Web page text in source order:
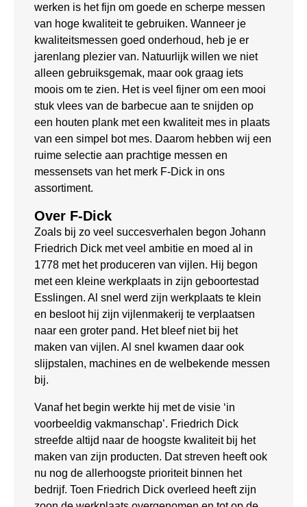
werken is het fijn om goede en scherpe messen
van hoge kwaliteit te gebruiken. Wanneer je
kwaliteitsmessen goed onderhoud, heb je er
jarenlang plezier van. Natuurlijk willen we niet
alleen gebruiksgemak, maar ook graag iets
moois om te zien. Het is veel fijner om een mooi
stuk vlees van de barbecue aan te snijden op
een houten plank met een kwaliteit mes in plaats
van een simpel bot mes. Daarom hebben wij een
ruime selectie aan prachtige messen en
messensets van het merk F-Dick in ons
assortiment.
Over F-Dick
Zoals bij zo veel succesverhalen begon Johann
Friedrich Dick met veel ambitie en moed al in
1778 met het produceren van vijlen. Hij begon
met een kleine werkplaats in zijn geboortestad
Esslingen. Al snel werd zijn werkplaats te klein
en besloot hij zijn vijlenmakerij te verplaatsen
naar een groter pand. Het bleef niet bij het
maken van vijlen. Al snel kwamen daar ook
slijpstalen, machines en de welbekende messen
bij.
Vanaf het begin werkte hij met de visie ‘in
voorbeeldig vakmanschap’. Friedrich Dick
streefde altijd naar de hoogste kwaliteit bij het
maken van zijn producten. Dat streven heeft ook
nu nog de allerhoogste prioriteit binnen het
bedrijf. Toen Friedrich Dick overleed heeft zijn